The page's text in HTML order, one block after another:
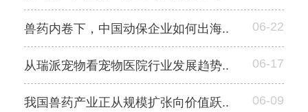
兽药内卷下，中国动保企业如何出海.. 06-22
从瑞派宠物看宠物医院行业发展趋势.. 06-17
我国兽药产业正从规模扩张向价值跃.. 06-09